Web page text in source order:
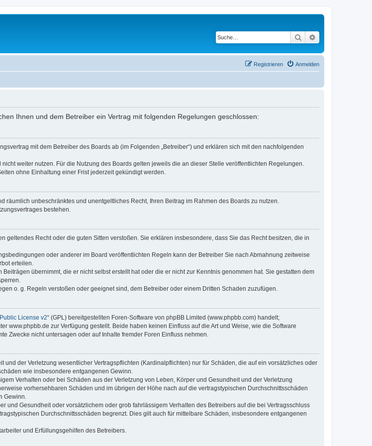
Suche
Anmelden
Registrieren
Ihnen und dem Betreiber ein Vertrag mit folgenden Regelungen geschlossen:
mit dem Betreiber des Boards ab (im Folgenden „Betreiber“) und erklären sich mit den nachfolgenden
weiter nutzen. Für die Nutzung des Boards gelten jeweils die an dieser Stelle veröffentlichten Regelungen.
ohne Einhaltung einer Frist jederzeit gekündigt werden.
räumlich unbeschränktes und unentgeltliches Recht, Ihren Beitrag im Rahmen des Boards zu nutzen.
bestehen.
geltendes Recht oder die guten Sitten verstoßen. Sie erklären insbesondere, dass Sie das Recht besitzen, die in
oder anderer im Board veröffentlichten Regeln kann der Betreiber Sie nach Abmahnung zeitweise
erteilen.
übernimmt, die er nicht selbst erstellt hat oder die er nicht zur Kenntnis genommen hat. Sie gestatten dem
o. g. Regeln verstoßen oder geeignet sind, dem Betreiber oder einem Dritten Schaden zuzufügen.
License v2“ (GPL) bereitgestellten Foren-Software von phpBB Limited (www.phpbb.com) handelt;
www.phpbb.de zur Verfügung gestellt. Beide haben keinen Einfluss auf die Art und Weise, wie die Software
Zwecke nicht untersagen oder auf Inhalte fremder Foren Einfluss nehmen.
und der Verletzung wesentlicher Vertragspflichten (Kardinalpflichten) nur für Schäden, die auf ein vorsätzliches oder
wie insbesondere entgangenen Gewinn.
Verhalten oder bei Schäden aus der Verletzung von Leben, Körper und Gesundheit und der Verletzung
vorhersehbaren Schäden und im übrigen der Höhe nach auf die vertragstypischen Durchschnittsschäden
Gewinn.
und Gesundheit oder vorsätzlichem oder grob fahrlässigem Verhalten des Betreibers auf die bei Vertragsschluss
Durchschnittsschäden begrenzt. Dies gilt auch für mittelbare Schäden, insbesondere entgangenen
und Erfüllungsgehilfen des Betreibers.